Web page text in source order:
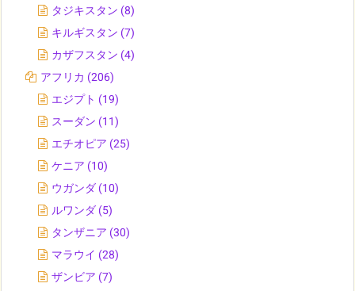
タジキスタン (8)
キルギスタン (7)
カザフスタン (4)
アフリカ (206)
エジプト (19)
スーダン (11)
エチオピア (25)
ケニア (10)
ウガンダ (10)
ルワンダ (5)
タンザニア (30)
マラウイ (28)
ザンビア (7)